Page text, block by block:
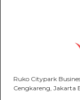
Ruko Citypark
Cengkareng, Jakarta